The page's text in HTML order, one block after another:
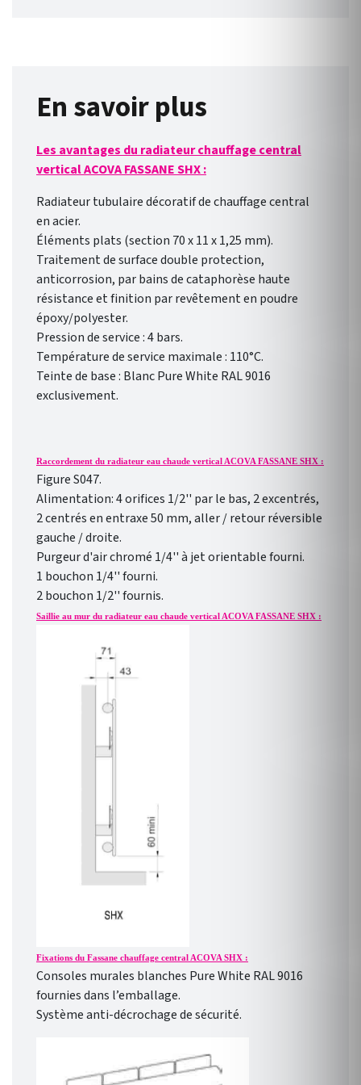
En savoir plus
Les avantages du radiateur chauffage central
vertical ACOVA FASSANE SHX :
Radiateur tubulaire décoratif de chauffage central
en acier.
Éléments plats (section 70 x 11 x 1,25 mm).
Traitement de surface double protection,
anticorrosion, par bains de cataphorèse haute
résistance et finition par revêtement en poudre
époxy/polyester.
Pression de service : 4 bars.
Température de service maximale : 110°C.
Teinte de base : Blanc Pure White RAL 9016
exclusivement.
Raccordement du radiateur eau chaude vertical ACOVA FASSANE SHX :
Figure S047.
Alimentation: 4 orifices 1/2'' par le bas, 2 excentrés,
2 centrés en entraxe 50 mm, aller / retour réversible
gauche / droite.
Purgeur d'air chromé 1/4'' à jet orientable fourni.
1 bouchon 1/4'' fourni.
2 bouchon 1/2'' fournis.
Saillie au mur du radiateur eau chaude vertical ACOVA FASSANE SHX :
Fixations du Fassane chauffage central ACOVA SHX :
Consoles murales blanches Pure White RAL 9016
fournies dans l’emballage.
Système anti-décrochage de sécurité.